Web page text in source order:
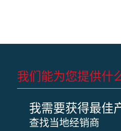
我们能为您提供什
我需要获得最佳
查找当地经销商